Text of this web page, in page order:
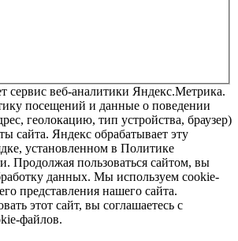
сервис веб-аналитики Яндекс.Метрика.
посещений и данные о поведении
геолокацию, тип устройства, браузер)
сайта. Яндекс обрабатывает эту
установленном в Политике
Продолжая пользоваться сайтом, вы
данных. Мы используем cookie-
представления нашего сайта.
этот сайт, вы соглашаетесь с
файлов.